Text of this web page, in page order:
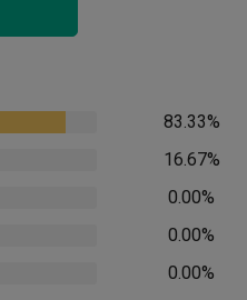
83.33%
16.67%
0.00%
0.00%
0.00%